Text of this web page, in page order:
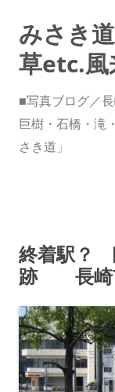
みさき
草etc.風
■写真ブログ／
巨樹・石橋・滝
さき道」
終着駅？
跡 長崎